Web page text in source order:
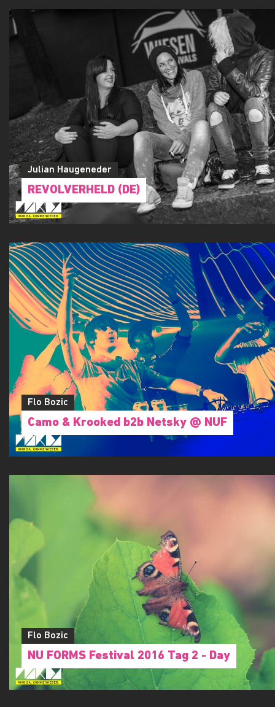
Julian Haugeneder
REVOLVERHELD (DE)
Flo Bozic
Camo & Krooked b2b Netsky @ NUF
Flo Bozic
NU FORMS Festival 2016 Tag 2 - Day